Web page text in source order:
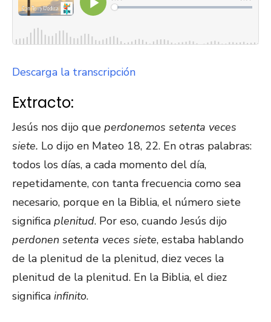
Descarga la transcripción
Extracto:
Jesús nos dijo que perdonemos setenta veces
siete. Lo dijo en Mateo 18, 22. En otras palabras:
todos los días, a cada momento del día,
repetidamente, con tanta frecuencia como sea
necesario, porque en la Biblia, el número siete
significa plenitud. Por eso, cuando Jesús dijo
perdonen setenta veces siete, estaba hablando
de la plenitud de la plenitud, diez veces la
plenitud de la plenitud. En la Biblia, el diez
significa infinito.